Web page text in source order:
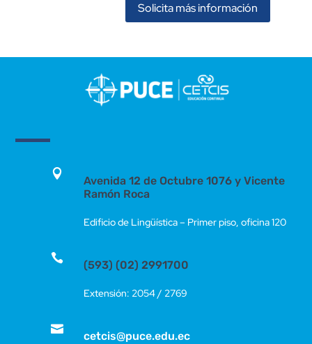
Solicita más información

Avenida 12 de Octubre 1076 y Vicente
Ramón Roca
Edificio de Lingüística – Primer piso, oficina 120

(593) (02) 2991700
Extensión: 2054 / 2769

cetcis@puce.edu.ec